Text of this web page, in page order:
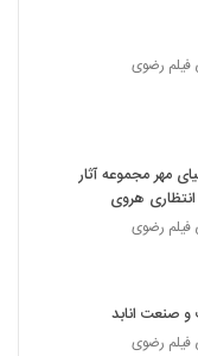
فیلم رضوی
مهر مجموعه آثار
هروی
فیلم رضوی
و صنعت انابد
فیلم رضوی